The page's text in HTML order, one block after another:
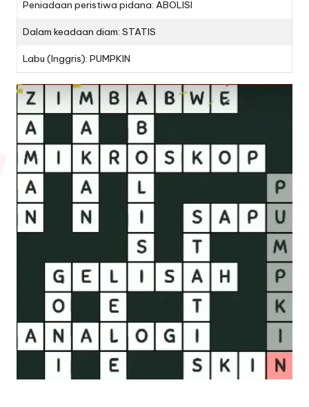
Peniadaan peristiwa pidana: ABOLISI
Dalam keadaan diam: STATIS
Labu (Inggris): PUMPKIN